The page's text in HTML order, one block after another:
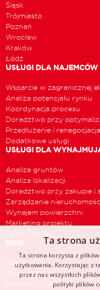
Śląsk
Trójmiasto
Poznań
Wrocław
Kraków
Łódź
USŁUGI DLA NAJEMCÓW
Wsparcie w zagranicznej
Analiza potencjału rynku
Koordynacja procesu
Doradztwo przy
Przedłużenie i
Dodatkowe usługi
USŁUGI DLA
Analiza gruntów
Analiza lokalizacji
Doradztwo przy zakupie i
Zarządzanie
Wynajem powierzchni
Marketing projektu
Retail Therapy
INNE
Kontakt
Raporty C&W
Poradniki C&W
Ta strona
Ta strona korzysta z
użytkowania. Korzystając z
przez nas wszystkich
polityki plików